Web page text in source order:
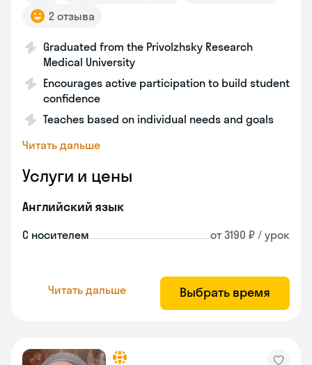
2 отзыва
Graduated from the Privolzhsky Research
Medical University
Encourages active participation to build student
confidence
Teaches based on individual needs and goals
Читать дальше
Услуги и цены
Английский язык
С носителем от 3190 ₽ / урок
Читать дальше Выбрать время